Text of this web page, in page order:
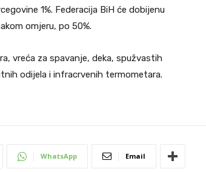
1%. Federacija BiH će dobijenu
omjeru, po 50%.
vreća za spavanje, deka, spužvastih
odijela i infracrvenih termometara.
WhatsApp Email